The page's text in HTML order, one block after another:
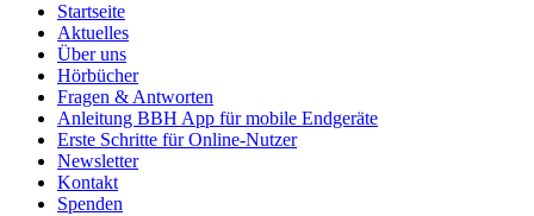
Startseite
Aktuelles
Über uns
Hörbücher
Fragen & Antworten
Anleitung BBH App für mobile Endgeräte
Erste Schritte für Online-Nutzer
Newsletter
Kontakt
Spenden